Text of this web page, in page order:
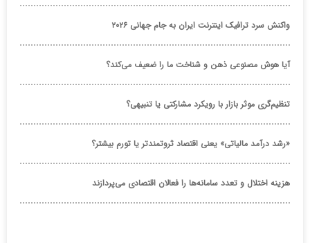
واکنش سرد ترافیک اینترنت ایران به جام جهانی ۲۰۲۶
آیا هوش مصنوعی ذهن و شناخت ما را ضعیف می‌کند؟
تنظیم‌گری موثر بازار با رویکرد مشارکتی یا تنبیهی؟
«رشد درآمد مالیاتی» یعنی اقتصاد ثروتمندتر یا تورم بیشتر؟
هزینه اختلال و تعدد سامانه‌ها را فعالان اقتصادی می‌پردازند